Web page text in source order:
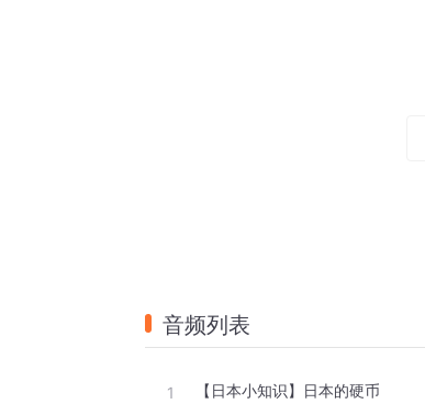
音频列表
1 【日本小知识】日本的硬币